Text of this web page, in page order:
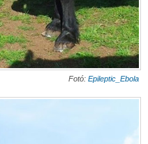
Fotó: Epileptic_Ebola